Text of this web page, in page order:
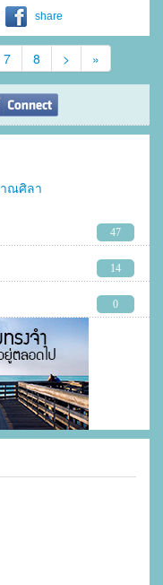
share
7 8 > »
ณศิลา
47
14
0